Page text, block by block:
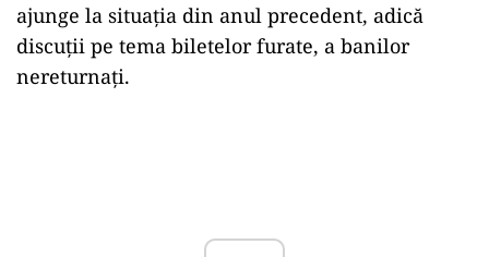
ajunge la situația din anul precedent, adică
discuții pe tema biletelor furate, a banilor
nereturnați.